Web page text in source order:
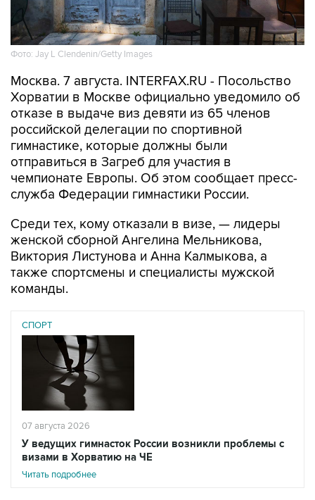
Фото: Jay L Clendenin/Getty Images
Москва. 7 августа. INTERFAX.RU - Посольство
Хорватии в Москве официально уведомило об
отказе в выдаче виз девяти из 65 членов
российской делегации по спортивной
гимнастике, которые должны были
отправиться в Загреб для участия в
чемпионате Европы. Об этом сообщает пресс-
служба Федерации гимнастики России.
Среди тех, кому отказали в визе, — лидеры
женской сборной Ангелина Мельникова,
Виктория Листунова и Анна Калмыкова, а
также спортсмены и специалисты мужской
команды.
СПОРТ
07 августа 2026
У ведущих гимнасток России возникли проблемы с
визами в Хорватию на ЧЕ
Читать подробнее